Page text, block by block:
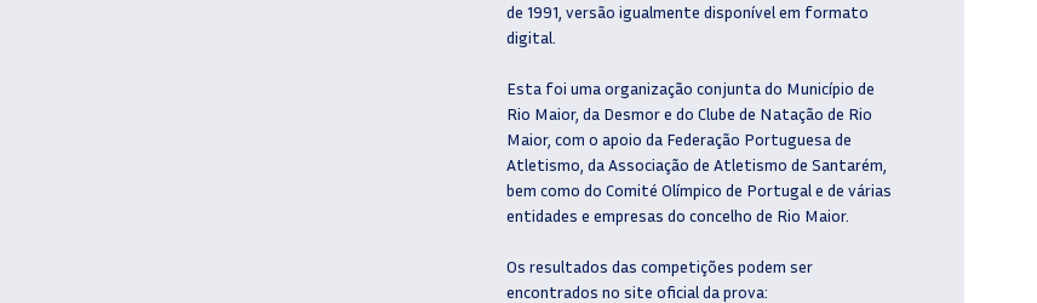
de 1991, versão igualmente disponível em formato
digital.
Esta foi uma organização conjunta do Município de
Rio Maior, da Desmor e do Clube de Natação de Rio
Maior, com o apoio da Federação Portuguesa de
Atletismo, da Associação de Atletismo de Santarém,
bem como do Comité Olímpico de Portugal e de várias
entidades e empresas do concelho de Rio Maior.
Os resultados das competições podem ser
encontrados no site oficial da prova: